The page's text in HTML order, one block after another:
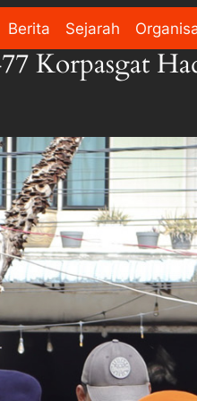
Berita Sejarah
Korpasgat